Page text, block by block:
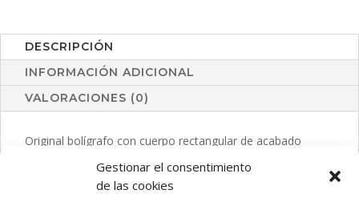
Gestionar el consentimiento
de las cookies
DESCRIPCIÓN
INFORMACIÓN ADICIONAL
VALORACIONES (0)
Original bolígrafo con cuerpo rectangular de acabado
translúcido monocolor. Con mecanismo pulsador, original
clip y disponible en extensa gama de colores. Tinta azul.